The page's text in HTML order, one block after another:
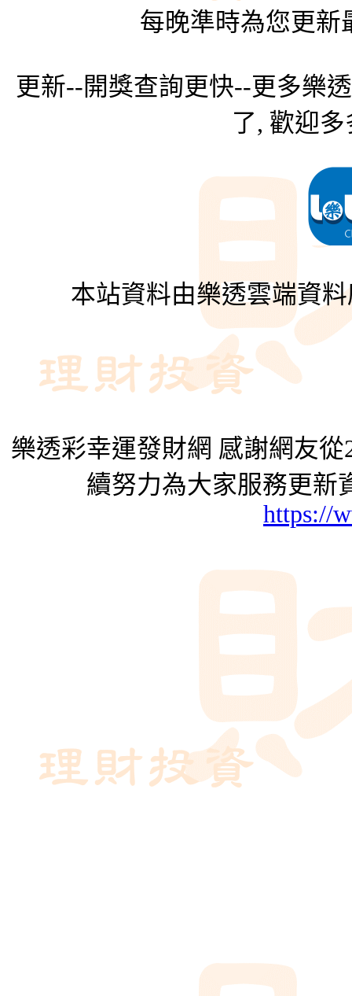
每晚準時為您更新
更新--開獎查詢更快--更多樂
了, 歡迎
本站資料由樂透雲端資
樂透彩幸運發財網 感謝網友
續努力為大家服務更新
https://